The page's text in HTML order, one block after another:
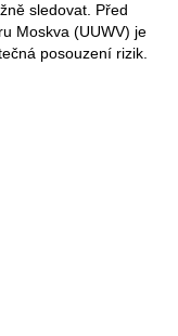
sledovat. Před
Moskva (UUWV) je
posouzení rizik.